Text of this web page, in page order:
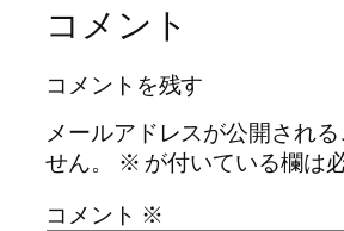
コメント
コメントを残す
メールアドレスが公開され
せん。
※ が付いている欄は
コメント ※